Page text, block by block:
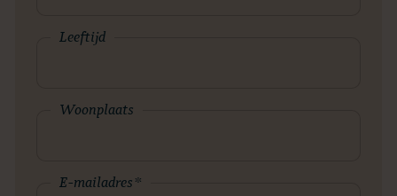
Leeftijd
Woonplaats
E-mailadres*